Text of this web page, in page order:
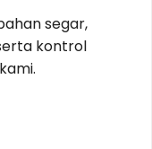
segar,
kontrol